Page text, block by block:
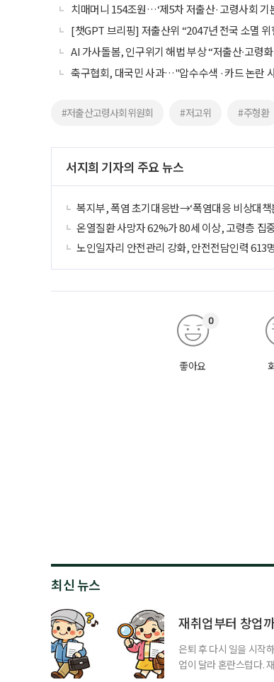
치매머니 154조원…‘제5차 저출산·고령사회 기
[챗GPT 브리핑] 저출산위 “2047년 전국 소멸
AI 가사돌봄, 인구위기 해법 부상 “저출산∙고령
축구협회, 대국민 사과…"압수수색 ·카드 논란
#저출산고령사회위원회 #저고위 #주형환
서지희 기자의 주요 뉴스
복지부, 폭염 초기대응반→‘폭염대응 비상대책
온열질환 사망자 62%가 80세 이상, 고령층 집
노인일자리 안전관리 강화, 안전전담인력 613
좋아요
0
최신 뉴스
재취업부터 창업
은퇴 후 다시 일을 시작
업이 달라 혼란스럽다.